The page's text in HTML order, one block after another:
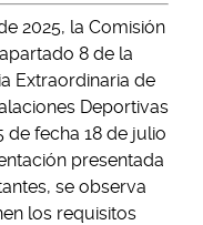
2025, la Comisión
8 de la
Extraordinaria de
Deportivas
de fecha 18 de julio
presentada
se observa
los requisitos